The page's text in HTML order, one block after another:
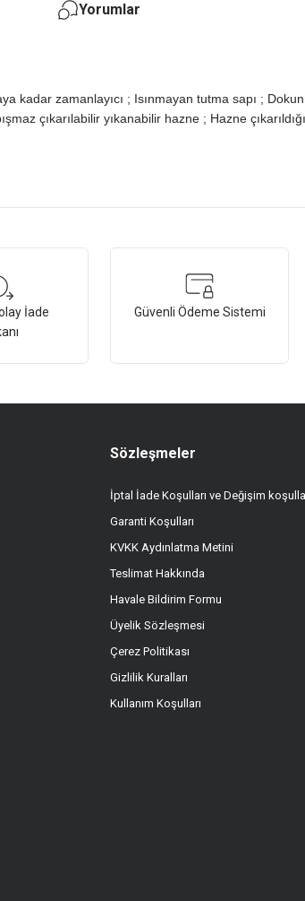
Yorumlar
zamanlayıcı ; Isınmayan tutma sapı ;
çıkarılabilir yıkanabilir hazne ; Hazne
Gönder
İade
Güvenli Ödeme Sistemi
Sözleşmeler
İptal İade Koşulları ve Değişim
Garanti Koşulları
KVKK Aydınlatma Metini
Teslimat Hakkında
Havale Bildirim Formu
Üyelik Sözleşmesi
Çerez Politikası
Gizlilik Kuralları
Kullanım Koşulları